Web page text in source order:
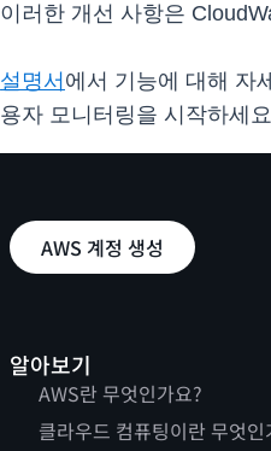
이러한 개선 사항은
설명서 에서 기능에 대해 자
용자 모니터링을 시작하세
AWS 계정 생성
알아보기
AWS란 무엇인가요?
클라우드 컴퓨팅이란 무엇인